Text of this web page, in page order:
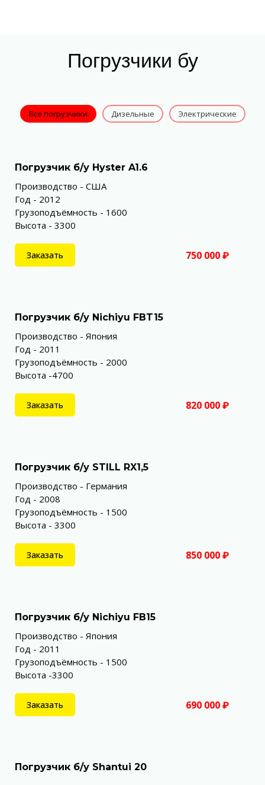
Погрузчики бу
Все погрузчики Дизельные Электрические
Погрузчик б/у Hyster A1.6
Производство - США
Год - 2012
Грузоподъёмность - 1600
Высота - 3300
Заказать 750 000 ₽
Погрузчик б/у Nichiyu FBT15
Производство - Япония
Год - 2011
Грузоподъёмность - 2000
Высота -4700
Заказать 820 000 ₽
Погрузчик б/у STILL RX1,5
Производство - Германия
Год - 2008
Грузоподъёмность - 1500
Высота - 3300
Заказать 850 000 ₽
Погрузчик б/у Nichiyu FB15
Производство - Япония
Год - 2011
Грузоподъёмность - 1500
Высота -3300
Заказать 690 000 ₽
Погрузчик б/у Shantui 20